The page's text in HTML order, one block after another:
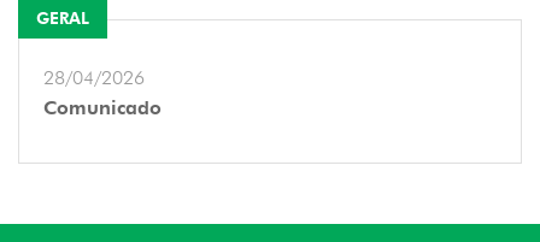
GERAL
28/04/2026
Comunicado